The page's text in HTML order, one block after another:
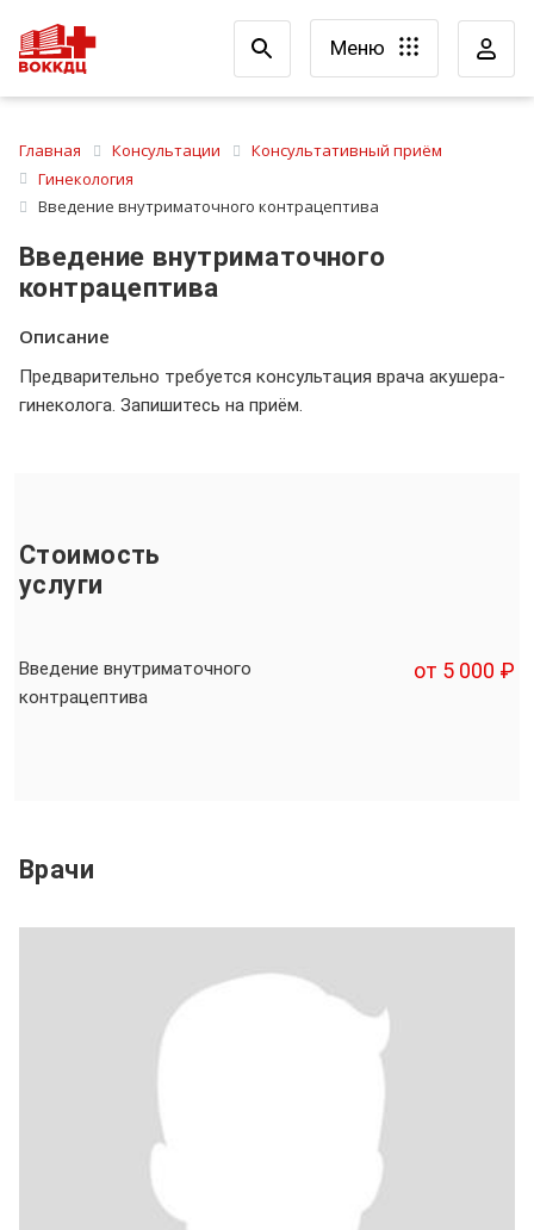
Меню
Главная Консультации
Консультативный приём
Гинекология
Введение внутриматочного контрацептива
Введение внутриматочного
контрацептива
Описание
Предварительно требуется консультация врача акушера-
гинеколога. Запишитесь на приём.
Стоимость
услуги
Введение внутриматочного
контрацептива
от 5 000 ₽
Врачи